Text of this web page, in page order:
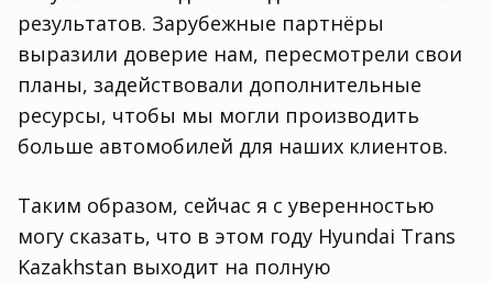
результатов. Зарубежные партнёры
выразили доверие нам, пересмотрели свои
планы, задействовали дополнительные
ресурсы, чтобы мы могли производить
больше автомобилей для наших клиентов.
Таким образом, сейчас я с уверенностью
могу сказать, что в этом году Hyundai Trans
Kazakhstan выходит на полную